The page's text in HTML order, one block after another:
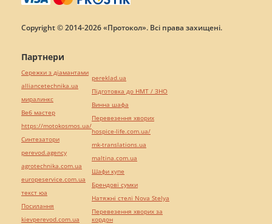
Copyright © 2014-2026 «Протокол». Всі права захищені.
Партнери
Сережки з діамантами
alliancetechnika.ua
миралинкс
Веб мастер
https://motokosmos.ua/
Синтезатори
perevod.agency
agrotechnika.com.ua
europeservice.com.ua
текст юа
Посилання
kievperevod.com.ua
pereklad.ua
Підготовка до НМТ / ЗНО
Винна шафа
Перевезення хворих
hospice-life.com.ua/
mk-translations.ua
maltina.com.ua
Шафи купе
Брендові сумки
Натяжні стелі Nova Stelya
Перевезення хворих за
кордон